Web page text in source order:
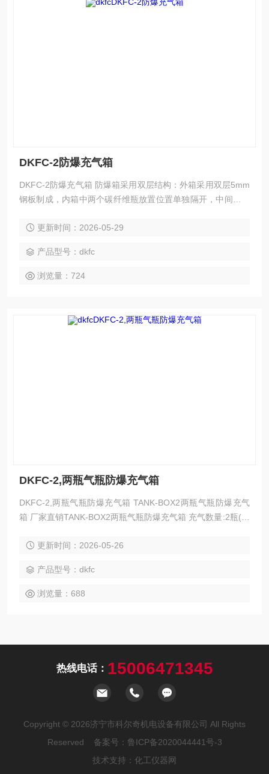
DKFC-2防爆充气箱
DKFC-2防爆充气箱 防爆箱采用双层结构：外箱采用双层5mm
钢板制成，内箱中两个碳纤维瓶放置位置单独隔开，中间采用
防爆充气箱和人员间的钢板厚度为10mm 外箱内层和箱体底部
的空间和箱体底部泄压孔排出，防止对人员的伤害 开门连锁装
置，开门时自动切断充气回路，关门时自动打开充气回路
更新时间：2026-05-29
产品型号：dkfc
浏览量：724
DKFC-2,两瓶气瓶防爆充气箱
DKFC-2,两瓶气瓶防爆充气箱 TANK-BOX2两瓶气瓶防爆充气
箱 厂家直销TANK-BOX2两瓶气瓶防爆充气箱 充气数量:2瓶(看
宁市科尔奇机电设备有限公司
更新时间：2026-05-26
产品型号：dkfc
浏览量：688
热线电话： 15006471345
Copyright © 2026济宁市科尔奇机电设备有限公司 All Rights
Reserved 备案号： 鲁ICP备2020044441号-3
技术支持： 化工仪器网